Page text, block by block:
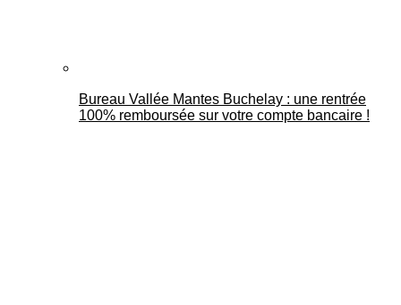
Bureau Vallée Mantes Buchelay : une rentrée
100% remboursée sur votre compte bancaire !